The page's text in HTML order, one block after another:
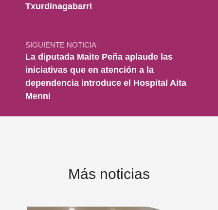
Txurdinagabarri
SIGUIENTE NOTICIA
La diputada Maite Peña aplaude las
iniciativas que en atención a la
dependencia introduce el Hospital Aita
Menni
Más noticias